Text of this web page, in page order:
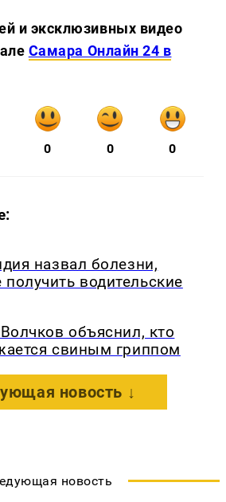
и эксклюзивных видео
Самара Онлайн 24 в
0 0 0
назвал болезни,
водительские
объяснил, кто
свиным гриппом
новость ↓
новость